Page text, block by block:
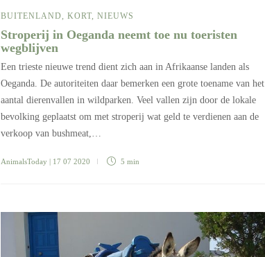
BUITENLAND, KORT, NIEUWS
Stroperij in Oeganda neemt toe nu toeristen
wegblijven
Een trieste nieuwe trend dient zich aan in Afrikaanse landen als
Oeganda. De autoriteiten daar bemerken een grote toename van het
aantal dierenvallen in wildparken. Veel vallen zijn door de lokale
bevolking geplaatst om met stroperij wat geld te verdienen aan de
verkoop van bushmeat,…
AnimalsToday | 17 07 2020 5 min